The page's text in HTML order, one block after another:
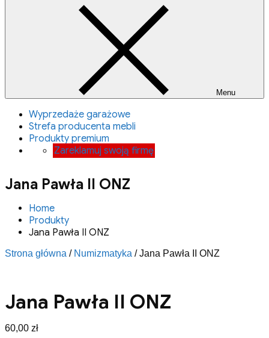
Menu
Wyprzedaże garażowe
Strefa producenta mebli
Produkty premium
Zareklamuj swoją firmę
Jana Pawła II ONZ
Home
Produkty
Jana Pawła II ONZ
Strona główna / Numizmatyka / Jana Pawła II ONZ
Jana Pawła II ONZ
60,00 zł